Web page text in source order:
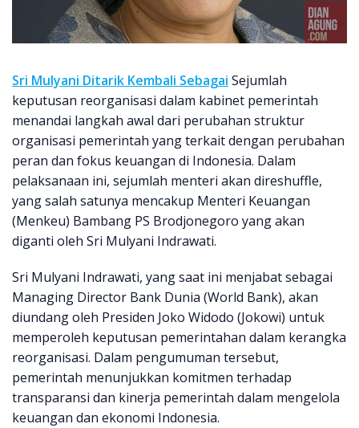
Sri Mulyani Ditarik Kembali Sebagai Sejumlah
keputusan reorganisasi dalam kabinet pemerintah
menandai langkah awal dari perubahan struktur
organisasi pemerintah yang terkait dengan perubahan
peran dan fokus keuangan di Indonesia. Dalam
pelaksanaan ini, sejumlah menteri akan direshuffle,
yang salah satunya mencakup Menteri Keuangan
(Menkeu) Bambang PS Brodjonegoro yang akan
diganti oleh Sri Mulyani Indrawati.
Sri Mulyani Indrawati, yang saat ini menjabat sebagai
Managing Director Bank Dunia (World Bank), akan
diundang oleh Presiden Joko Widodo (Jokowi) untuk
memperoleh keputusan pemerintahan dalam kerangka
reorganisasi. Dalam pengumuman tersebut,
pemerintah menunjukkan komitmen terhadap
transparansi dan kinerja pemerintah dalam mengelola
keuangan dan ekonomi Indonesia.